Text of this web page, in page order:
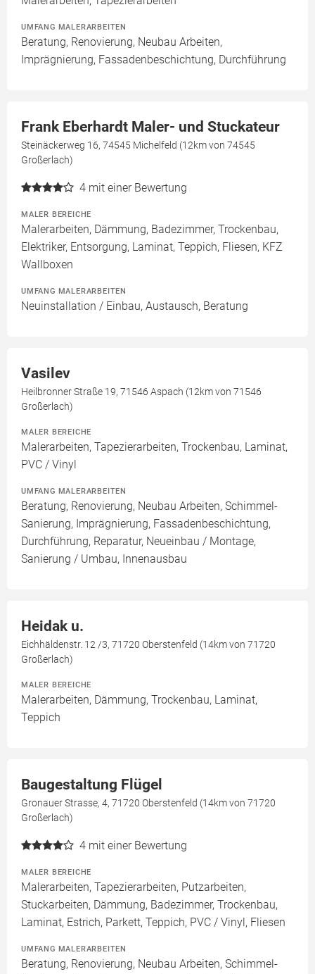
UMFANG MALERARBEITEN
Beratung, Renovierung, Neubau Arbeiten,
Imprägnierung, Fassadenbeschichtung, Durchführung
Frank Eberhardt Maler- und Stuckateur
Steinäckerweg 16, 74545 Michelfeld (12km von 74545
Großerlach)
4 mit einer Bewertung
MALER BEREICHE
Malerarbeiten, Dämmung, Badezimmer, Trockenbau,
Elektriker, Entsorgung, Laminat, Teppich, Fliesen, KFZ
Wallboxen
UMFANG MALERARBEITEN
Neuinstallation / Einbau, Austausch, Beratung
Vasilev
Heilbronner Straße 19, 71546 Aspach (12km von 71546
Großerlach)
MALER BEREICHE
Malerarbeiten, Tapezierarbeiten, Trockenbau, Laminat,
PVC / Vinyl
UMFANG MALERARBEITEN
Beratung, Renovierung, Neubau Arbeiten, Schimmel-
Sanierung, Imprägnierung, Fassadenbeschichtung,
Durchführung, Reparatur, Neueinbau / Montage,
Sanierung / Umbau, Innenausbau
Heidak u.
Eichhäldenstr. 12 /3, 71720 Oberstenfeld (14km von 71720
Großerlach)
MALER BEREICHE
Malerarbeiten, Dämmung, Trockenbau, Laminat,
Teppich
Baugestaltung Flügel
Gronauer Strasse, 4, 71720 Oberstenfeld (14km von 71720
Großerlach)
4 mit einer Bewertung
MALER BEREICHE
Malerarbeiten, Tapezierarbeiten, Putzarbeiten,
Stuckarbeiten, Dämmung, Badezimmer, Trockenbau,
Laminat, Estrich, Parkett, Teppich, PVC / Vinyl, Fliesen
UMFANG MALERARBEITEN
Beratung, Renovierung, Neubau Arbeiten, Schimmel-